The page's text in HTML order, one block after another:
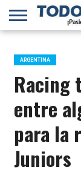
PRIMERA
B
SELECCIÓN
CHILENA
CHILENOS
EN EL
MUNDO
FÚTBOL
ARGENTINA
Racing
entre
para la
Juniors